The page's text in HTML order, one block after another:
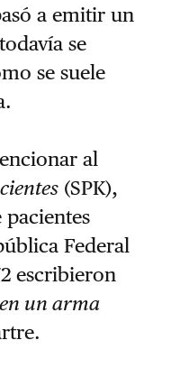
a emitir un
se
se suele
al
(SPK),
Federal
escribieron
un arma